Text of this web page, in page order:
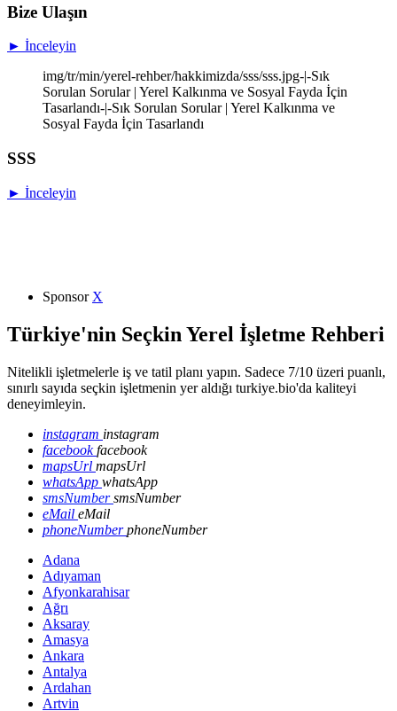
Bize Ulaşın
► İnceleyin
img/tr/min/yerel-rehber/hakkimizda/sss/sss.jpg-|-Sık
Sorulan Sorular | Yerel Kalkınma ve Sosyal Fayda İçin
Tasarlandı-|-Sık Sorulan Sorular | Yerel Kalkınma ve
Sosyal Fayda İçin Tasarlandı
SSS
► İnceleyin
Sponsor X
Türkiye'nin Seçkin Yerel İşletme Rehberi
Nitelikli işletmelerle iş ve tatil planı yapın. Sadece 7/10 üzeri puanlı,
sınırlı sayıda seçkin işletmenin yer aldığı turkiye.bio'da kaliteyi
deneyimleyin.
instagram instagram
facebookfacebook
mapsUrl mapsUrl
whatsApp whatsApp
smsNumbersmsNumber
eMail eMail
phoneNumberphoneNumber
Adana
Adıyaman
Afyonkarahisar
Ağrı
Aksaray
Amasya
Ankara
Antalya
Ardahan
Artvin